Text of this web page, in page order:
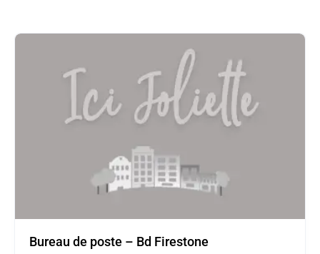
Bureau de poste – Bd Firestone